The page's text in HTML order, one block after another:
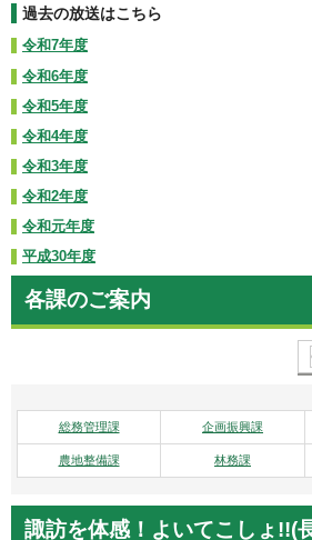
過去の放送はこちら
令和7年度
令和6年度
令和5年度
令和4年度
令和3年度
令和2年度
令和元年度
平成30年度
各課のご案内
総務管理課 企画振興課
農地整備課 林務課
諏訪を体感！よいてこしょ!!(